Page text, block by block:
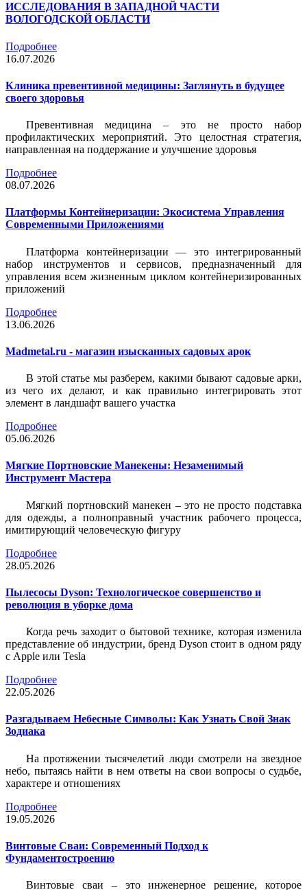
ИССЛЕДОВАНИЯ В ЗАПАДНОЙ ЧАСТИ
ВОЛОГОДСКОЙ ОБЛАСТИ
Подробнее
16.07.2026
Клиника превентивной медицины: Заглянуть в будущее
своего здоровья
Превентивная медицина – это не просто набор
профилактических мероприятий. Это целостная стратегия,
направленная на поддержание и улучшение здоровья
Подробнее
08.07.2026
Платформы Контейнеризации: Экосистема Управления
Современными Приложениями
Платформа контейнеризации — это интегрированный
набор инструментов и сервисов, предназначенный для
управления всем жизненным циклом контейнеризированных
приложений
Подробнее
13.06.2026
Madmetal.ru - магазин изысканных садовых арок
В этой статье мы разберем, какими бывают садовые арки,
из чего их делают, и как правильно интегрировать этот
элемент в ландшафт вашего участка
Подробнее
05.06.2026
Мягкие Портновские Манекены: Незаменимый
Инструмент Мастера
Мягкий портновский манекен – это не просто подставка
для одежды, а полноправный участник рабочего процесса,
имитирующий человеческую фигуру
Подробнее
28.05.2026
Пылесосы Dyson: Технологическое совершенство и
революция в уборке дома
Когда речь заходит о бытовой технике, которая изменила
представление об индустрии, бренд Dyson стоит в одном ряду
с Apple или Tesla
Подробнее
22.05.2026
Разгадываем Небесные Символы: Как Узнать Свой Знак
Зодиака
На протяжении тысячелетий люди смотрели на звездное
небо, пытаясь найти в нем ответы на свои вопросы о судьбе,
характере и отношениях
Подробнее
19.05.2026
Винтовые Сваи: Современный Подход к
Фундаментостроению
Винтовые сваи – это инженерное решение, которое